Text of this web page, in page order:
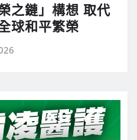
之鏈」構想 取代
球和平繁榮